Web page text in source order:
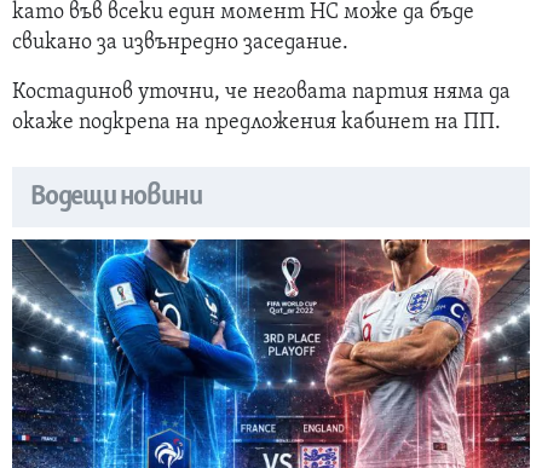
като във всеки един момент НС може да бъде
свикано за извънредно заседание.
Костадинов уточни, че неговата партия няма да
окаже подкрепа на предложения кабинет на ПП.
Водещи новини